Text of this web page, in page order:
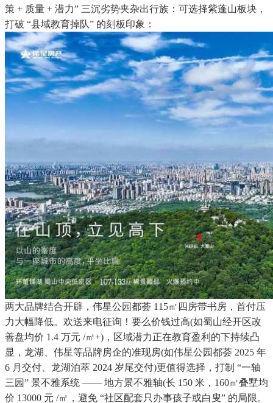
策 + 质量 + 潜力” 三沉劣势夹杂出行族：可选择紫蓬山板块，
打破 “县域教育掉队” 的刻板印象：
两大品牌结合开辟，伟星公园都荟 115㎡四房带书房，首付压
力大幅降低。欢送来电征询！要么价钱过高(如蜀山经开区改
善盘均价 1.4 万元 /㎡+)，区域潜力正在教育盈利的下持续凸
显，龙湖、伟星等品牌房企的准现房(如伟星公园都荟 2025 年
6 月交付、龙湖泊萃 2024 岁尾交付)更值得选择，打制 “一轴
三园” 景不雅系统 —— 地方景不雅轴(长 150 米，160㎡叠墅均
价 13000 元 /㎡，避免 “社区配套只办事孩子或白叟” 的局限。